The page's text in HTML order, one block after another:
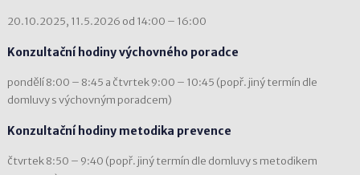
20.10.2025, 11.5.2026 od 14:00 – 16:00
Konzultační hodiny výchovného poradce
pondělí 8:00 – 8:45 a čtvrtek 9:00 – 10:45 (popř. jiný termín dle
domluvy s výchovným poradcem)
Konzultační hodiny metodika prevence
čtvrtek 8:50 – 9:40 (popř. jiný termín dle domluvy s metodikem